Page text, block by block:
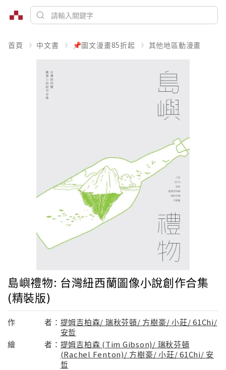
首頁 中文書 📌圖文漫畫85折起 其他地區動漫畫
島嶼禮物: 台灣紐西蘭圖像小說創作合集
(精裝版)
作 者： 提姆吉柏森/ 瑞秋芬頓/ 方樹豪/ 小莊/ 61Chi/
安哲
繪
者： 提姆吉柏森 (Tim Gibson)/ 瑞秋芬頓
(Rachel Fenton)/ 方樹豪/ 小莊/ 61Chi/ 安
哲